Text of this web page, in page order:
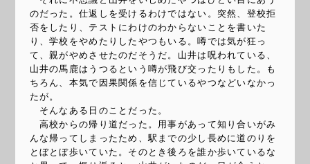
のだった。仕返しを受けるわけではない。突然、登校拒
否をしたり、テストにわけのわからないことを書いた
り、学校をやめたりしたやつもいる。噂では気が狂っ
て、親がやめさせたのだそうだ。山井は呪われている、
山井の馬鹿はうつるという噂が飛び交ったりもした。も
ちろん、本気で因果関係を信じているやつなどいなかっ
たが。
そんなある日のことだった。
高校からの帰り道だった。用事があって知り合いがみ
んな帰ってしまったため、駅までの少し長めに道のりを
とぼとぼ歩いていた。そのとき後ろを誰か歩いているな